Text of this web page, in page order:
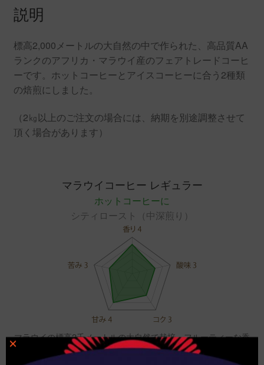
試
し
サ
イ
100g
説明
標高2,000メートルの大自然の中で作られた、高品質AA
ランクのアフリカ・マラウイ産のフェアトレードコーヒ
ーです。ホットコーヒーとアイスコーヒーに合う2種類
の焙煎にしました。
（2㎏以上のご注文の場合には、納期を別途調整させて
頂く場合があります）
マラウイコーヒー レギュラー
ホットコーヒーに
シティロースト（中深煎り）
マラウイの標高2千メートルの大自然で栽培。フルーティーな香
りとすっきりした味わいが特徴。
×